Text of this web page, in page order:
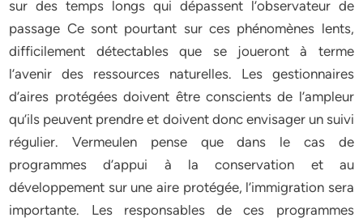
sur des temps longs qui dépassent l’observateur de
passage Ce sont pourtant sur ces phénomènes lents,
difficilement détectables que se joueront à terme
l’avenir des ressources naturelles. Les gestionnaires
d’aires protégées doivent être conscients de l’ampleur
qu’ils peuvent prendre et doivent donc envisager un suivi
régulier. Vermeulen pense que dans le cas de
programmes d’appui à la conservation et au
développement sur une aire protégée, l’immigration sera
importante. Les responsables de ces programmes